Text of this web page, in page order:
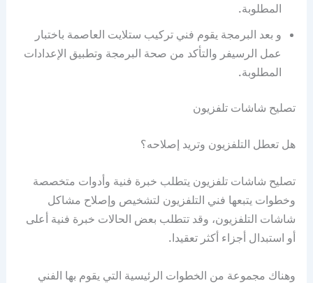
المطلوبة.
و بعد البرمجة يقوم فني تركيب ستلايت العاصمة باختبار
عمل الرسيفر والتأكد من صحة البرمجة وتطبيق الإعدادات
المطلوبة.
تصليح شاشات تلفزيون
هل تعطل التلفزيون وتريد إصلاحه؟
تصليح شاشات تلفزيون يتطلب خبرة فنية وأدوات متخصصة
وخطوات يتبعها فني التلفزيون لتشخيص وإصلاح مشاكل
شاشات التلفزيون، وقد تتطلب بعض الحالات خبرة فنية أعلى
أو استبدال أجزاء أكثر تعقيدا.
وهناك مجموعة من الخطوات الرئيسية التي يقوم بها الفني